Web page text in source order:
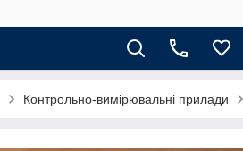
Контрольно-вимірювальні прилади